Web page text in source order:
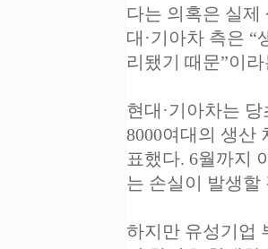
다는 의혹은 실제
대·기아차 측은
리됐기 때문”이
현대·기아차는
8000여대의 생산
표했다. 6월까지
는 손실이 발생할
하지만 유성기업